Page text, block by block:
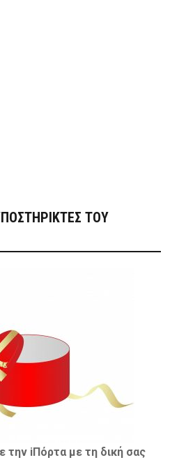
ΤΟΥ
την iΠόρτα με τη δική σας